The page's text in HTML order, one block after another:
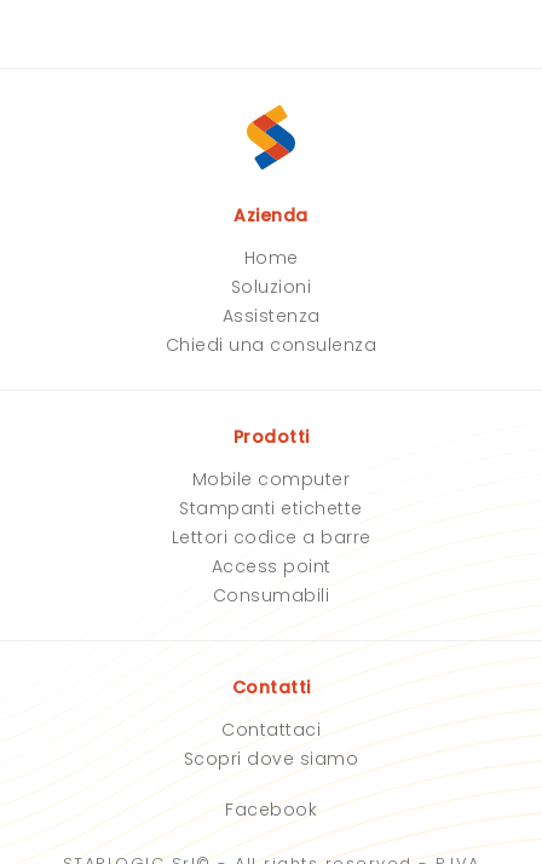
Azienda
Home
Soluzioni
Assistenza
Chiedi una consulenza
Prodotti
Mobile computer
Stampanti etichette
Lettori codice a barre
Access point
Consumabili
Contatti
Contattaci
Scopri dove siamo
Facebook